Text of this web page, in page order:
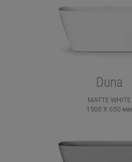
Duna
MATTE WHITE
1500 X 650 мм